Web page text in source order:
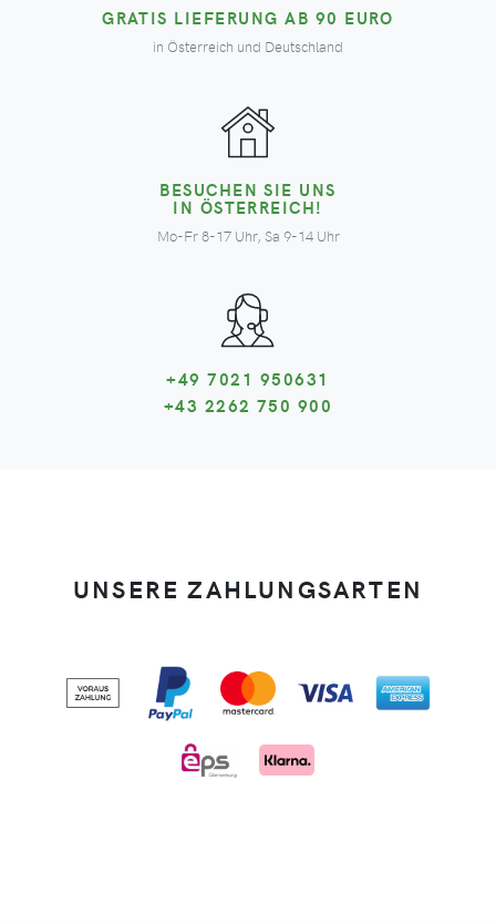
GRATIS LIEFERUNG AB 90 EURO
in Österreich und Deutschland
BESUCHEN SIE UNS
IN ÖSTERREICH!
Mo-Fr 8-17 Uhr, Sa 9-14 Uhr
+49 7021 950631
+43 2262 750 900
UNSERE ZAHLUNGSARTEN